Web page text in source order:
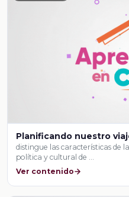
Planificando nuestro
distingue las características de
política y cultural de …
Ver contenido